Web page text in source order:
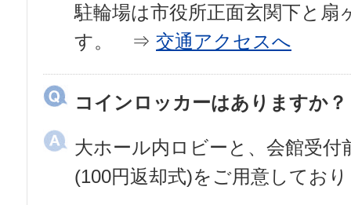
駐輪場は市役所正面玄関下と扇
す。 ⇒ 交通アクセスへ
コインロッカーはありますか？
大ホール内ロビーと、会館受
(100円返却式)をご用意してお